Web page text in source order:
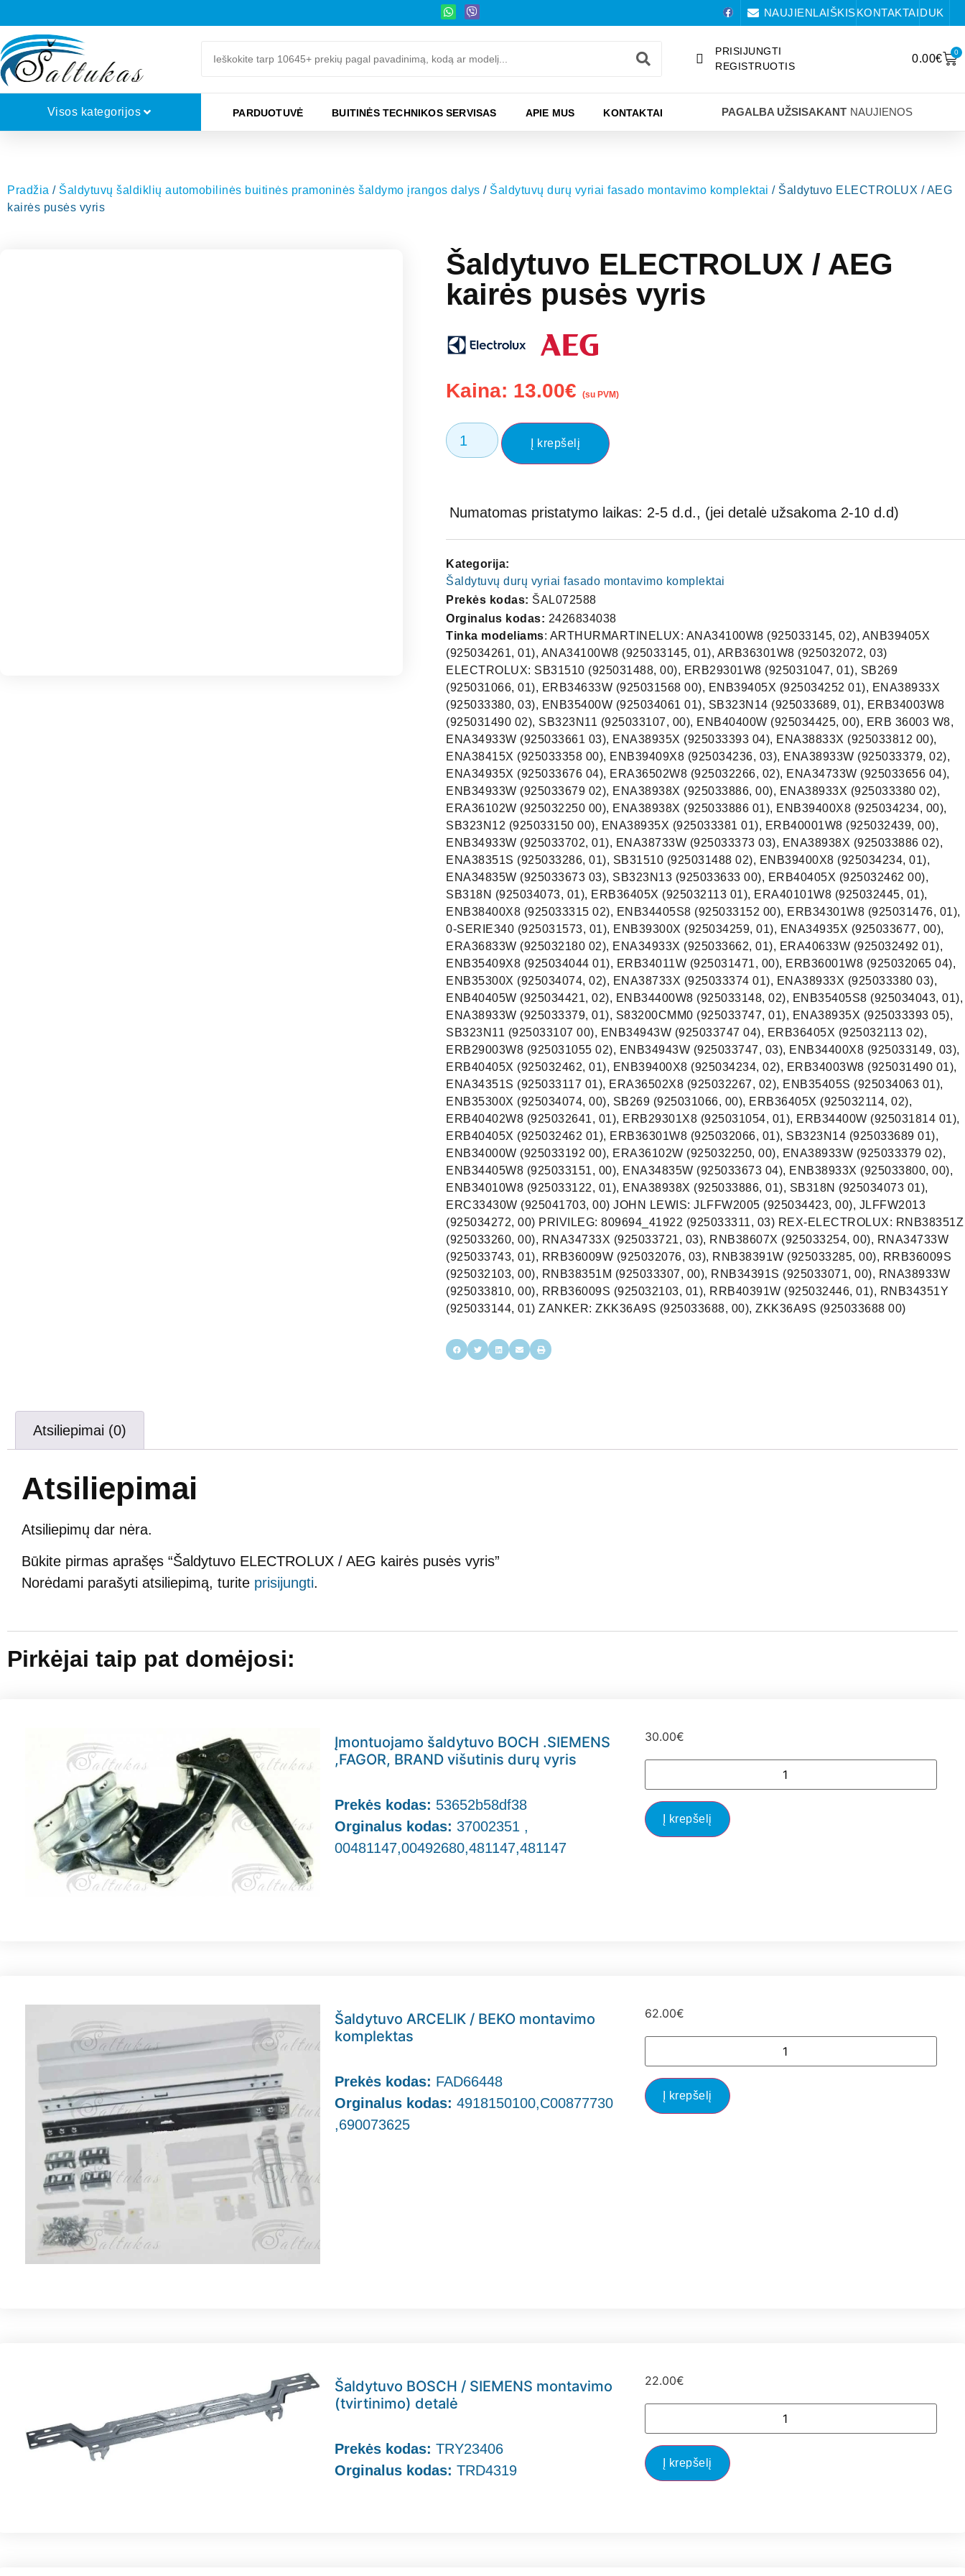
NAUJIENLAIŠKISKONTAKTAIDUK
PRISIJUNGTI
REGISTRUOTIS
0.00€
0
Visos kategorijos PARDUOTUVĖ BUITINĖS TECHNIKOS SERVISAS APIE MUS KONTAKTAI PAGALBA UŽSISAKANT NAUJIENOS
Pradžia / Šaldytuvų šaldiklių automobilinės buitinės pramoninės šaldymo įrangos dalys / Šaldytuvų durų vyriai fasado montavimo komplektai / Šaldytuvo ELECTROLUX / AEG
kairės pusės vyris
Šaldytuvo ELECTROLUX / AEG
kairės pusės vyris
Kaina: 13.00€ (su PVM)
Į krepšelį
Numatomas pristatymo laikas: 2-5 d.d., (jei detalė užsakoma 2-10 d.d)
Kategorija:
Šaldytuvų durų vyriai fasado montavimo komplektai
Prekės kodas: ŠAL072588
Orginalus kodas: 2426834038
Tinka modeliams: ARTHURMARTINELUX: ANA34100W8 (925033145, 02), ANB39405X
(925034261, 01), ANA34100W8 (925033145, 01), ARB36301W8 (925032072, 03)
ELECTROLUX: SB31510 (925031488, 00), ERB29301W8 (925031047, 01), SB269
(925031066, 01), ERB34633W (925031568 00), ENB39405X (925034252 01), ENA38933X
(925033380, 03), ENB35400W (925034061 01), SB323N14 (925033689, 01), ERB34003W8
(925031490 02), SB323N11 (925033107, 00), ENB40400W (925034425, 00), ERB 36003 W8,
ENA34933W (925033661 03), ENA38935X (925033393 04), ENA38833X (925033812 00),
ENA38415X (925033358 00), ENB39409X8 (925034236, 03), ENA38933W (925033379, 02),
ENA34935X (925033676 04), ERA36502W8 (925032266, 02), ENA34733W (925033656 04),
ENB34933W (925033679 02), ENA38938X (925033886, 00), ENA38933X (925033380 02),
ERA36102W (925032250 00), ENA38938X (925033886 01), ENB39400X8 (925034234, 00),
SB323N12 (925033150 00), ENA38935X (925033381 01), ERB40001W8 (925032439, 00),
ENB34933W (925033702, 01), ENA38733W (925033373 03), ENA38938X (925033886 02),
ENA38351S (925033286, 01), SB31510 (925031488 02), ENB39400X8 (925034234, 01),
ENA34835W (925033673 03), SB323N13 (925033633 00), ERB40405X (925032462 00),
SB318N (925034073, 01), ERB36405X (925032113 01), ERA40101W8 (925032445, 01),
ENB38400X8 (925033315 02), ENB34405S8 (925033152 00), ERB34301W8 (925031476, 01),
0-SERIE340 (925031573, 01), ENB39300X (925034259, 01), ENA34935X (925033677, 00),
ERA36833W (925032180 02), ENA34933X (925033662, 01), ERA40633W (925032492 01),
ENB35409X8 (925034044 01), ERB34011W (925031471, 00), ERB36001W8 (925032065 04),
ENB35300X (925034074, 02), ENA38733X (925033374 01), ENA38933X (925033380 03),
ENB40405W (925034421, 02), ENB34400W8 (925033148, 02), ENB35405S8 (925034043, 01),
ENA38933W (925033379, 01), S83200CMM0 (925033747, 01), ENA38935X (925033393 05),
SB323N11 (925033107 00), ENB34943W (925033747 04), ERB36405X (925032113 02),
ERB29003W8 (925031055 02), ENB34943W (925033747, 03), ENB34400X8 (925033149, 03),
ERB40405X (925032462, 01), ENB39400X8 (925034234, 02), ERB34003W8 (925031490 01),
ENA34351S (925033117 01), ERA36502X8 (925032267, 02), ENB35405S (925034063 01),
ENB35300X (925034074, 00), SB269 (925031066, 00), ERB36405X (925032114, 02),
ERB40402W8 (925032641, 01), ERB29301X8 (925031054, 01), ERB34400W (925031814 01),
ERB40405X (925032462 01), ERB36301W8 (925032066, 01), SB323N14 (925033689 01),
ENB34000W (925033192 00), ERA36102W (925032250, 00), ENA38933W (925033379 02),
ENB34405W8 (925033151, 00), ENA34835W (925033673 04), ENB38933X (925033800, 00),
ENB34010W8 (925033122, 01), ENA38938X (925033886, 01), SB318N (925034073 01),
ERC33430W (925041703, 00) JOHN LEWIS: JLFFW2005 (925034423, 00), JLFFW2013
(925034272, 00) PRIVILEG: 809694_41922 (925033311, 03) REX-ELECTROLUX: RNB38351Z
(925033260, 00), RNA34733X (925033721, 03), RNB38607X (925033254, 00), RNA34733W
(925033743, 01), RRB36009W (925032076, 03), RNB38391W (925033285, 00), RRB36009S
(925032103, 00), RNB38351M (925033307, 00), RNB34391S (925033071, 00), RNA38933W
(925033810, 00), RRB36009S (925032103, 01), RRB40391W (925032446, 01), RNB34351Y
(925033144, 01) ZANKER: ZKK36A9S (925033688, 00), ZKK36A9S (925033688 00)
Atsiliepimai (0)
Atsiliepimai
Atsiliepimų dar nėra.
Būkite pirmas aprašęs “Šaldytuvo ELECTROLUX / AEG kairės pusės vyris”
Norėdami parašyti atsiliepimą, turite prisijungti.
Pirkėjai taip pat domėjosi:
Įmontuojamo šaldytuvo BOCH .SIEMENS
,FAGOR, BRAND višutinis durų vyris
Prekės kodas: 53652b58df38
Orginalus kodas: 37002351 ,
00481147,00492680,481147,481147
30.00€
Į krepšelį
Šaldytuvo ARCELIK / BEKO montavimo
komplektas
Prekės kodas: FAD66448
Orginalus kodas: 4918150100,C00877730
,690073625
62.00€
Į krepšelį
Šaldytuvo BOSCH / SIEMENS montavimo
(tvirtinimo) detalė
Prekės kodas:TRY23406
Orginalus kodas: TRD4319
22.00€
Į krepšelį